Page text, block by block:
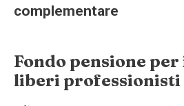
complementare
Fondo pensione
liberi professionisti